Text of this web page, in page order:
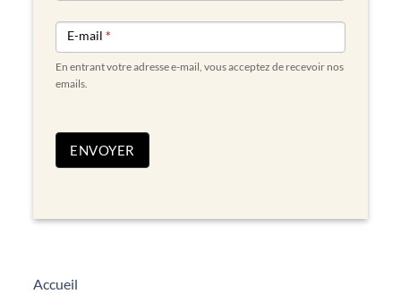
E-mail*
En entrant votre adresse e-mail, vous acceptez de recevoir nos
emails.
ENVOYER
Accueil